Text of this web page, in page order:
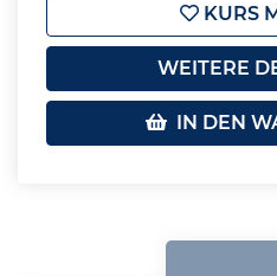
KURS
WEITERE
IN DEN